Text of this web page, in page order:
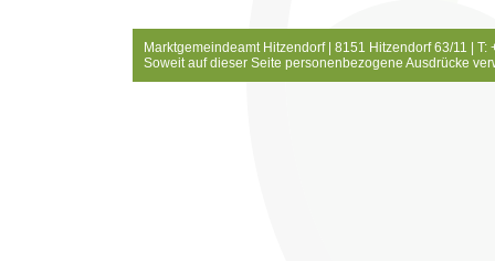
Marktgemeindeamt Hitzendorf | 8151 Hitzendorf 63/11 |
Soweit auf dieser Seite personenbezogene Ausdrücke